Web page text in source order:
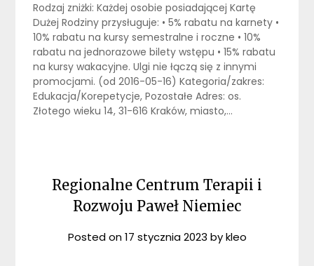
Rodzaj zniżki: Każdej osobie posiadającej Kartę
Dużej Rodziny przysługuje: • 5% rabatu na karnety •
10% rabatu na kursy semestralne i roczne • 10%
rabatu na jednorazowe bilety wstępu • 15% rabatu
na kursy wakacyjne. Ulgi nie łączą się z innymi
promocjami. (od 2016-05-16) Kategoria/zakres:
Edukacja/Korepetycje, Pozostałe Adres: os.
Złotego wieku 14, 31-616 Kraków, miasto,…
Regionalne Centrum Terapii i
Rozwoju Paweł Niemiec
Posted on17 stycznia 2023 bykleo